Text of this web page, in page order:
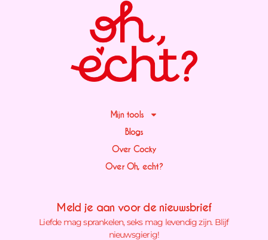
Mijn tools
Blogs
Over Cocky
Over Oh, echt?
Meld je aan voor de nieuwsbrief
Liefde mag sprankelen, seks mag levendig zijn. Blijf
nieuwsgierig!